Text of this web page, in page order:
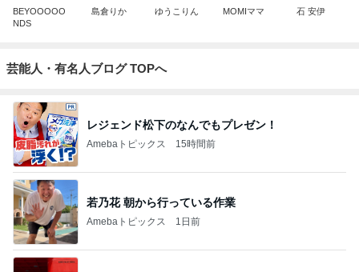
BEYOOOOO
NDS
島倉りか ゆうこりん MOMIママ 石 安伊
芸能人・有名人ブログ TOPへ
レジェンド松下のなんでもプレゼン！
Amebaトピックス 15時間前
若乃花 朝から行っている作業
Amebaトピックス 1日前